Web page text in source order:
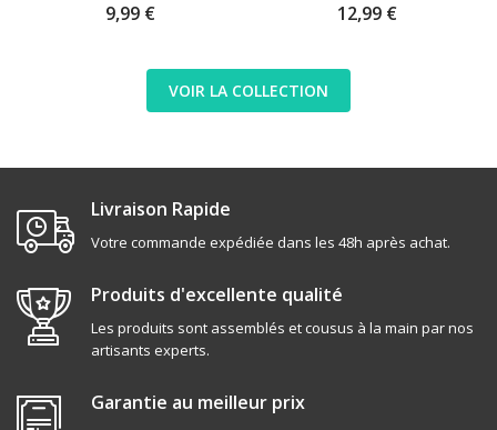
9,99 € 12,99 €
VOIR LA COLLECTION
Livraison Rapide
Votre commande expédiée dans les 48h après achat.
Produits d'excellente qualité
Les produits sont assemblés et cousus à la main par nos
artisants experts.
Garantie au meilleur prix